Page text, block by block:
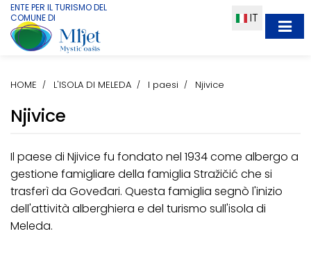
ENTE PER IL TURISMO DEL
COMUNE DI
IT
HOME L'ISOLA DI MELEDA I paesi Njivice
Njivice
Il paese di Njivice fu fondato nel 1934 come albergo a
gestione famigliare della famiglia Stražičić che si
trasferì da Goveđari. Questa famiglia segnò l'inizio
dell'attività alberghiera e del turismo sull'isola di
Meleda.